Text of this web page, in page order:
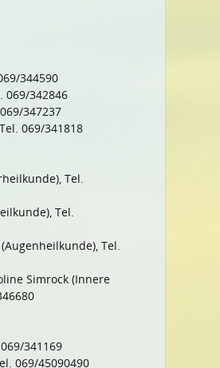
344590
069/342846
347237
069/341818
Tel.
Tel.
Tel.
Simrock (Innere
341169
069/45090490